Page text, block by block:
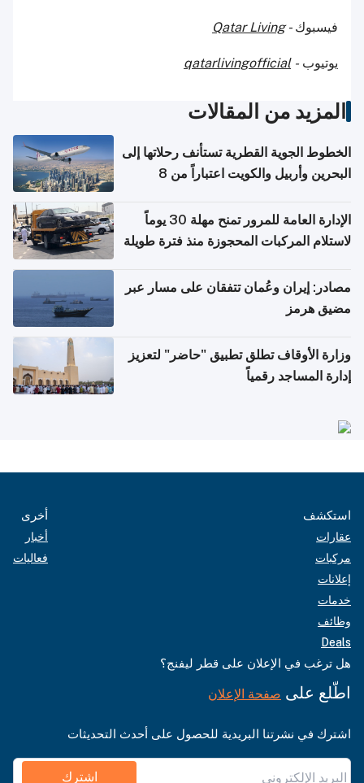
فيسبوك -Qatar Living
يوتيوب -
qatarlivingofficial
المزيد من المقالات
الخطوط الجوية القطرية تستأنف رحلاتها إلى
البحرين وأربيل والكويت اعتباراً من 8
الإدارة العامة للمرور تمنح مهلة 30 يوماً
لاستلام المركبات المحجوزة منذ فترة طويلة
مصادر: إيران وعُمان تتفقان على مسار عبر
مضيق هرمز
وزارة الأوقاف تطلق تطبيق "حاضر" لتعزيز
إدارة المساجد رقمياً
استكشف
عقارات
مركبات
إعلانات
خدمات
وظائف
Deals
أخرى
أخبار
فعاليات
هل ترغب في الإعلان على قطر ليفنج؟
اطّلع على صفحة الإعلان
اشترك في نشرتنا البريدية للحصول على أحدث التحديثات
اشترك